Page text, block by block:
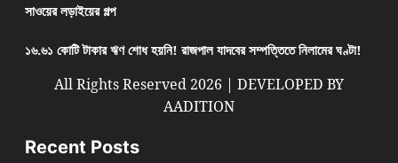
সাওয়ের লড়াইয়ের গল্প
১৬.৬১ কোটি টাকার ঋণ শোধ হয়নি! রাজপাল যাদবের সম্পত্তিতে নিলামের ঘণ্টা!
All Rights Reserved 2026 | DEVELOPED BY
AADITION
Recent Posts